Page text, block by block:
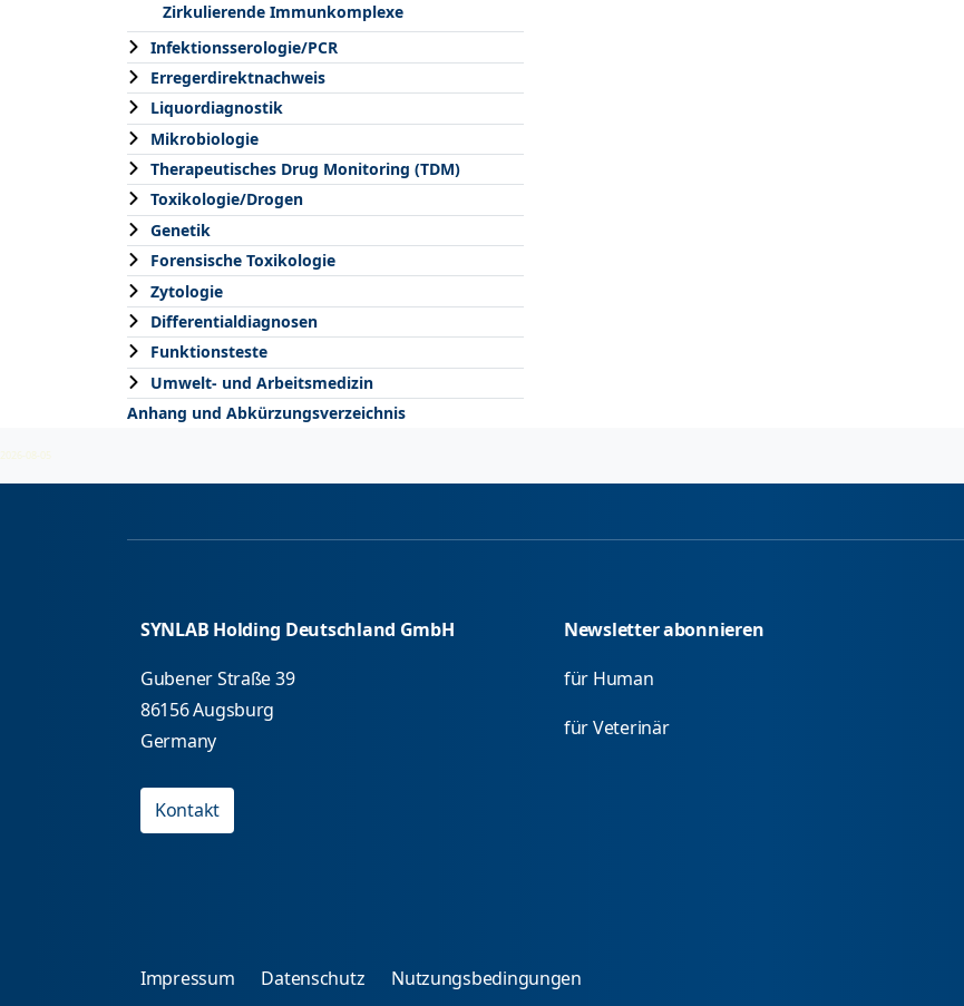
Zirkulierende Immunkomplexe
Infektionsserologie/PCR
Erregerdirektnachweis
Liquordiagnostik
Mikrobiologie
Therapeutisches Drug Monitoring (TDM)
Toxikologie/Drogen
Genetik
Forensische Toxikologie
Zytologie
Differentialdiagnosen
Funktionsteste
Umwelt- und Arbeitsmedizin
Anhang und Abkürzungsverzeichnis
2026-08-05
SYNLAB Holding Deutschland GmbH
Gubener Straße 39
86156 Augsburg
Germany
Kontakt
Newsletter abonnieren
für Human
für Veterinär
Impressum Datenschutz Nutzungsbedingungen